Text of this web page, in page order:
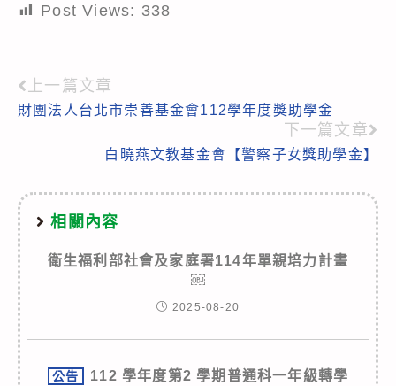
Post Views: 338
Read
more
上一篇文章
財團法人台北市崇善基金會112學年度獎助學金
下一篇文章
白曉燕文教基金會【警察子女獎助學金】
相關內容
衛生福利部社會及家庭署114年單親培力計畫
￼
2025-08-20
公告
112 學年度第2 學期普通科一年級轉學